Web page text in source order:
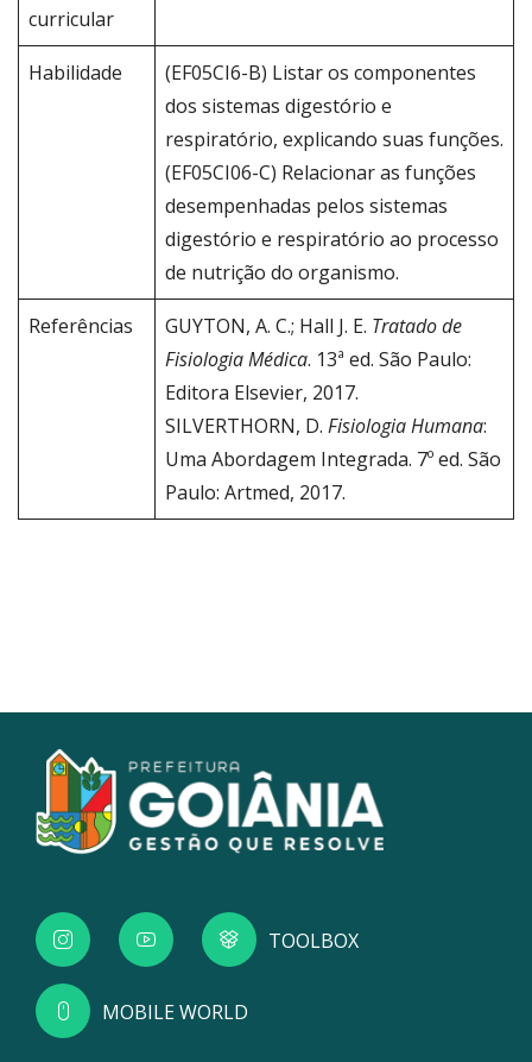
curricular
Habilidade
(EF05CI6-B) Listar os componentes
dos sistemas digestório e
respiratório, explicando suas funções.
(EF05CI06-C) Relacionar as funções
desempenhadas pelos sistemas
digestório e respiratório ao processo
de nutrição do organismo.
Referências GUYTON, A. C.; Hall J. E. Tratado de
Fisiologia Médica. 13ª ed. São Paulo:
Editora Elsevier, 2017.
SILVERTHORN, D. Fisiologia Humana:
Uma Abordagem Integrada. 7º ed. São
Paulo: Artmed, 2017.
TOOLBOX
MOBILE WORLD